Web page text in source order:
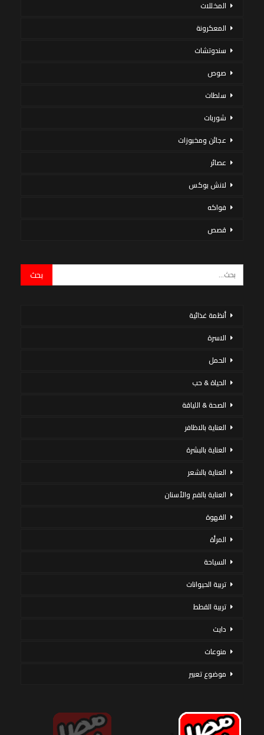
المخللات
المعكرونة
سندوتشات
صوص
سلطات
شوربات
عجائن ومخبوزات
عصائر
لانش بوكس
فواكه
قصص
أنظمة غذائية
الاسرة
الحمل
الحياة & حب
الصحة & اللياقة
العناية بالاظافر
العناية بالبشرة
العناية بالشعر
العناية بالفم والأسنان
القهوة
المرأة
السياحة
تربية الحيوانات
تربية القطط
دايت
منوعات
موضوع تعبير